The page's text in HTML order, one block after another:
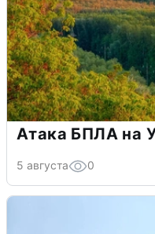
Атака БПЛА на
5 августа 0